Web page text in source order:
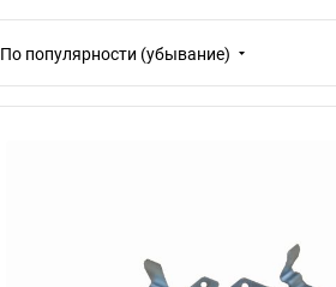
По популярности (убывание)